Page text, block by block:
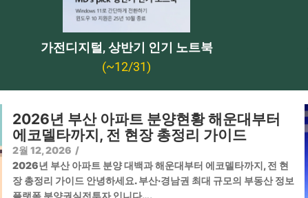
가전디지털, 상반기 인기 노트북
(~12/31)
2026년 부산 아파트 분양현황 해운대부터
에코델타까지, 전 현장 총정리 가이드
2월 12, 2026 /
2026년 부산 아파트 분양 대백과 해운대부터 에코델타까지, 전 현
장 총정리 가이드 안녕하세요. 부산·경남권 최대 규모의 부동산 정보